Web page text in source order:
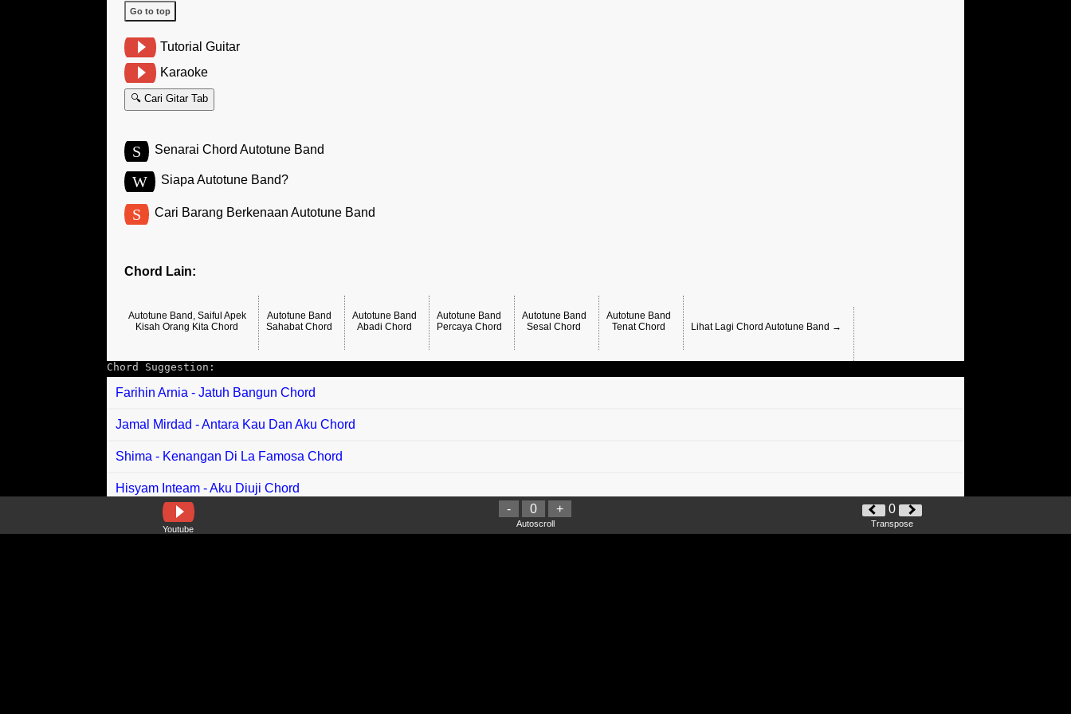
Go to top
Tutorial Guitar
Karaoke
🔍 Cari Gitar Tab
S Senarai Chord Autotune Band
W Siapa Autotune Band?
S Cari Barang Berkenaan Autotune Band
Chord Lain:
Autotune Band, Saiful Apek
Kisah Orang Kita Chord
Autotune Band
Sahabat Chord
Autotune Band
Abadi Chord
Autotune Band
Percaya Chord
Autotune Band
Sesal Chord
Autotune Band
Tenat Chord
Lihat Lagi Chord Autotune Band →
Chord Suggestion:
Farihin Arnia - Jatuh Bangun Chord
Jamal Mirdad - Antara Kau Dan Aku Chord
Shima - Kenangan Di La Famosa Chord
Hisyam Inteam - Aku Diuji Chord
SilverSilver - Delicious Its So Real Chord
Youtube
- 0 +
Autoscroll
0
Transpose